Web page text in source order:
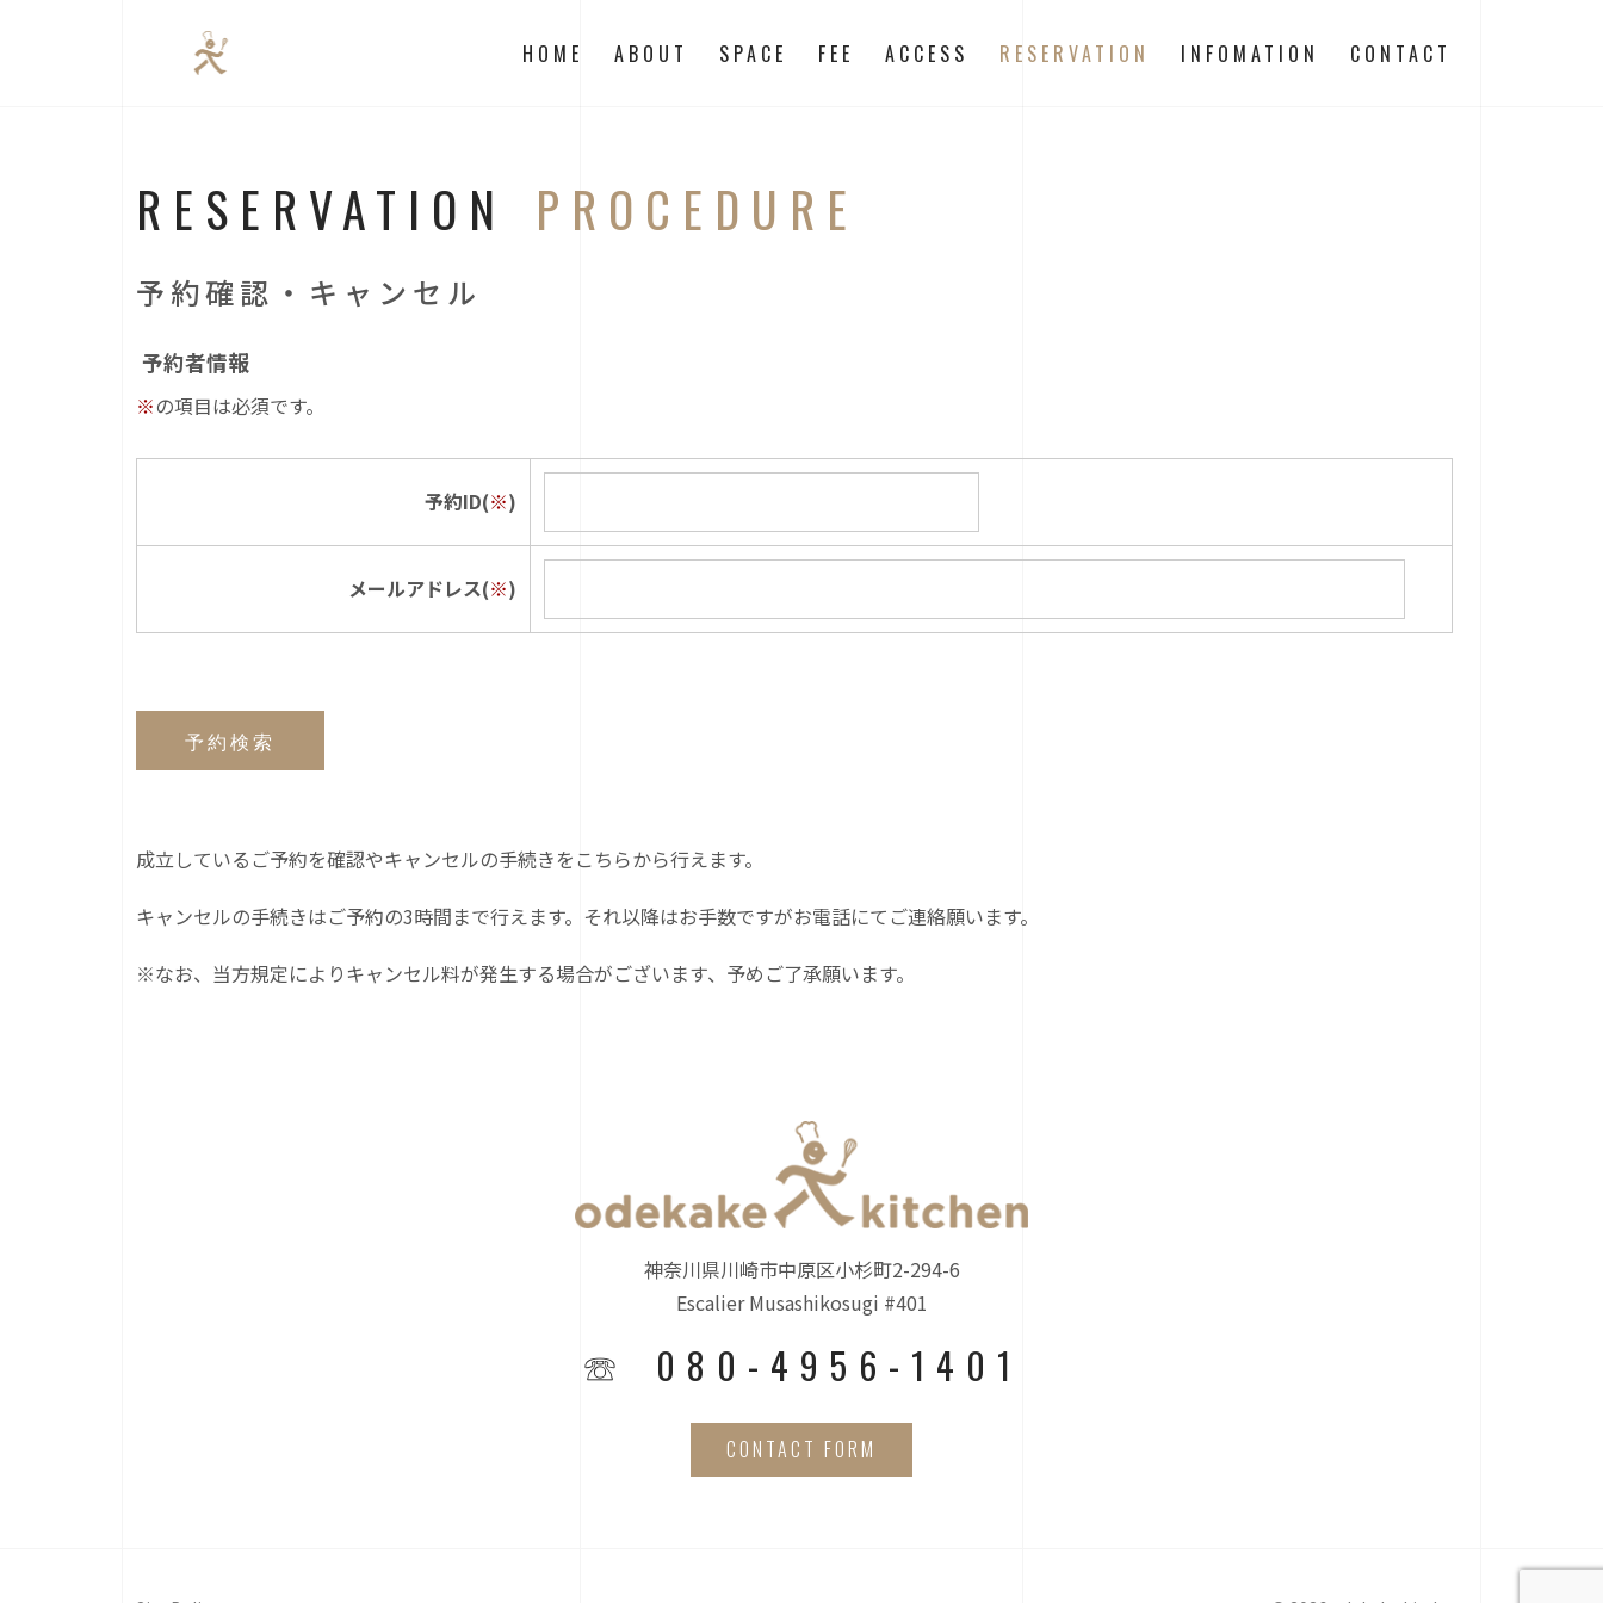
HOME ABOUT SPACE FEE ACCESS RESERVATION INFOMATION CONTACT
RESERVATION PROCEDURE
予約確認・キャンセル
予約者情報
※の項目は必須です。
予約ID(※)
メールアドレス(※)
成立しているご予約を確認やキャンセルの手続きをこちらから行えます。
キャンセルの手続きはご予約の3時間まで行えます。それ以降はお手数ですがお電話にてご連絡願います。
※なお、当方規定によりキャンセル料が発生する場合がございます、予めご了承願います。
神奈川県川崎市中原区小杉町2-294-6
Escalier Musashikosugi #401
☏ 080-4956-1401
CONTACT FORM